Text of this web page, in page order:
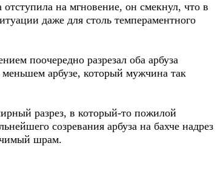
на мгновение, он смекнул, что в
даже для столь темпераментного
поочередно разрезал оба арбуза
арбузе, который мужчина так
разрез, в который-то пожилой
созревания арбуза на бахче надрез
шрам.